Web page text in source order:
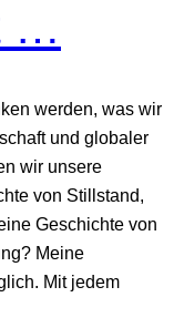
…
werden, was wir
und globaler
wir unsere
von Stillstand,
Geschichte von
Meine
Mit jedem